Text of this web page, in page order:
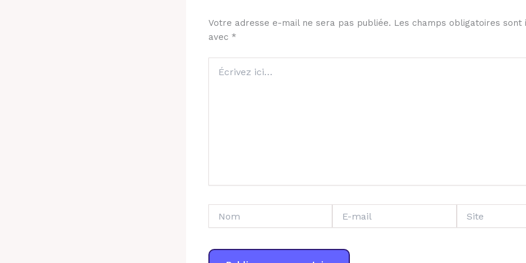
Votre adresse e-mail ne sera pas publiée. Les champs obligatoires sont
avec *
ici…
mail